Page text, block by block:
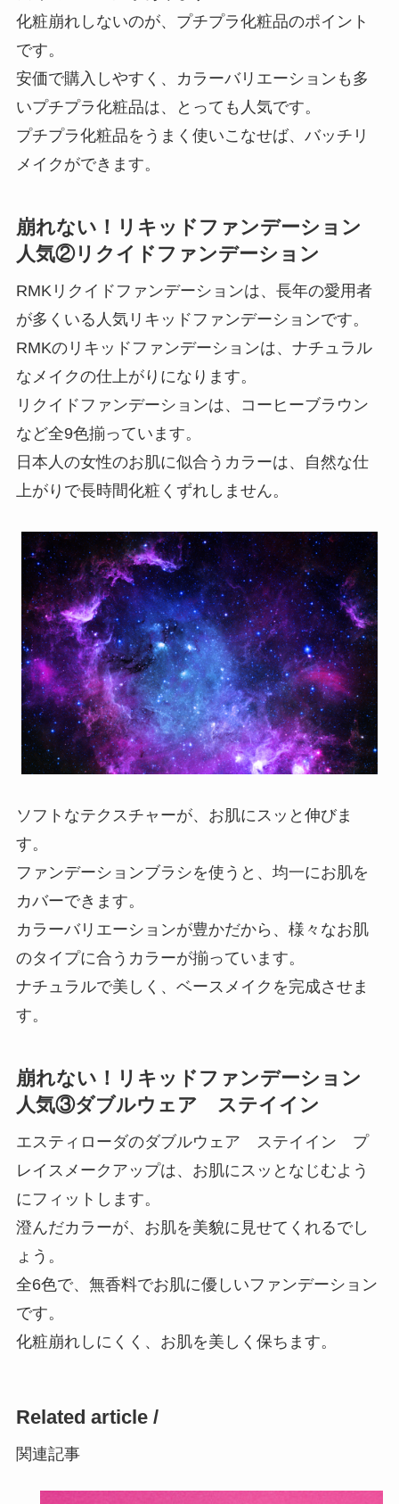
化粧崩れしないのが、プチプラ化粧品のポイント
です。
安価で購入しやすく、カラーバリエーションも多
いプチプラ化粧品は、とっても人気です。
プチプラ化粧品をうまく使いこなせば、バッチリ
メイクができます。
崩れない！リキッドファンデーション
人気②リクイドファンデーション
RMKリクイドファンデーションは、長年の愛用者
が多くいる人気リキッドファンデーションです。
RMKのリキッドファンデーションは、ナチュラル
なメイクの仕上がりになります。
リクイドファンデーションは、コーヒーブラウン
など全9色揃っています。
日本人の女性のお肌に似合うカラーは、自然な仕
上がりで長時間化粧くずれしません。
ソフトなテクスチャーが、お肌にスッと伸びま
す。
ファンデーションブラシを使うと、均一にお肌を
カバーできます。
カラーバリエーションが豊かだから、様々なお肌
のタイプに合うカラーが揃っています。
ナチュラルで美しく、ベースメイクを完成させま
す。
崩れない！リキッドファンデーション
人気③ダブルウェア ステイイン
エスティローダのダブルウェア ステイイン プ
レイスメークアップは、お肌にスッとなじむよう
にフィットします。
澄んだカラーが、お肌を美貌に見せてくれるでし
ょう。
全6色で、無香料でお肌に優しいファンデーション
です。
化粧崩れしにくく、お肌を美しく保ちます。
Related article /
関連記事